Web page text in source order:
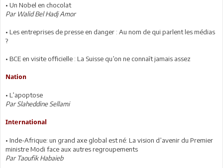
• Un Nobel en chocolat
Par Walid Bel Hadj Amor
• Les entreprises de presse en danger : Au nom de qui parlent les médias
?
• BCE en visite officielle : La Suisse qu’on ne connaît jamais assez
Nation
• L’apoptose
Par Slaheddine Sellami
International
• Inde-Afrique: un grand axe global est né: La vision d’avenir du Premier
ministre Modi face aux autres regroupements
Par Taoufik Habaieb